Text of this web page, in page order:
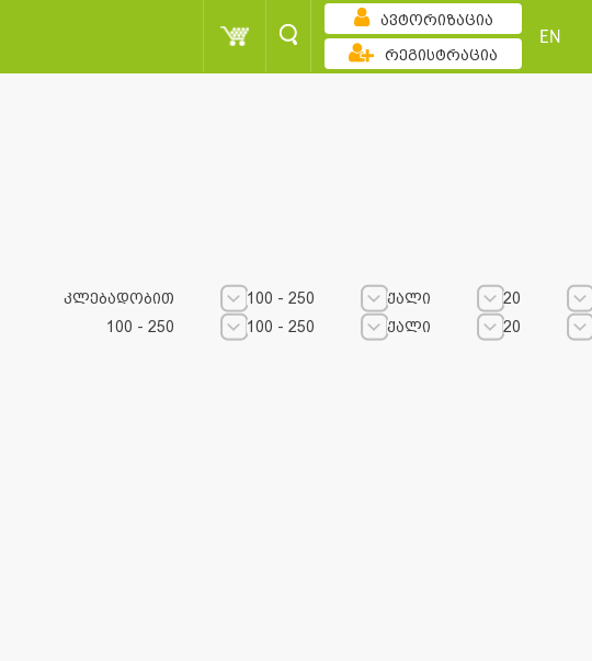
ავტორიზაცია
რეგისტრაცია
EN
კლებადობით 100 - 250 ქალი
20
100 - 250
100 - 250 ქალი
20